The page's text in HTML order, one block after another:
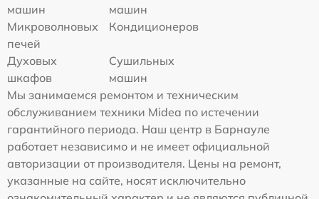
машин
машин
Микроволновых
печей
Кондиционеров
Духовых
шкафов
Сушильных
машин
Мы занимаемся ремонтом и техническим
обслуживанием техники Midea по истечении
гарантийного периода. Наш центр в Барнауле
работает независимо и не имеет официальной
авторизации от производителя. Цены на ремонт,
указанные на сайте, носят исключительно